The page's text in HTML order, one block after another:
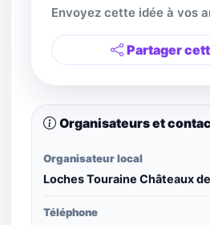
Envoyez cette idée à vos
Partager
Organisateurs et
Organisateur local
Loches Touraine Châteaux
Téléphone